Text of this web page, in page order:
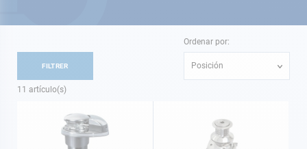
11 artículo(s)
Ordenar por:
Posición
FILTRER